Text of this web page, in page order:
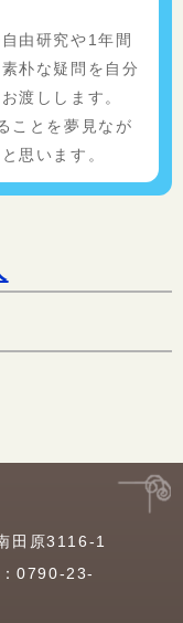
由研究や1年間
朴な疑問を自分
渡しします。
ことを夢見なが
思います。
田原3116-1
0790-23-